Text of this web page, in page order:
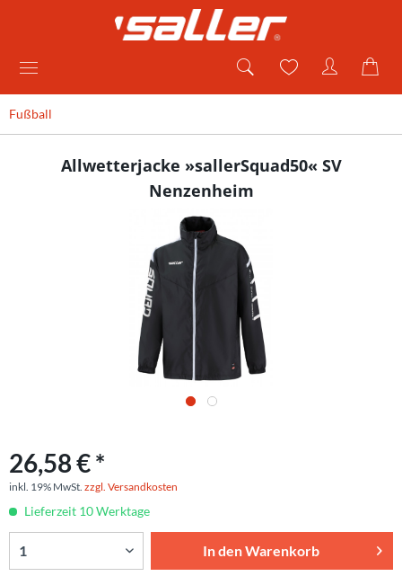
Fußball
Allwetterjacke »sallerSquad50« SV
Nenzenheim
26,58 € *
inkl. 19% MwSt. zzgl. Versandkosten
Lieferzeit 10 Werktage
In denWarenkorb